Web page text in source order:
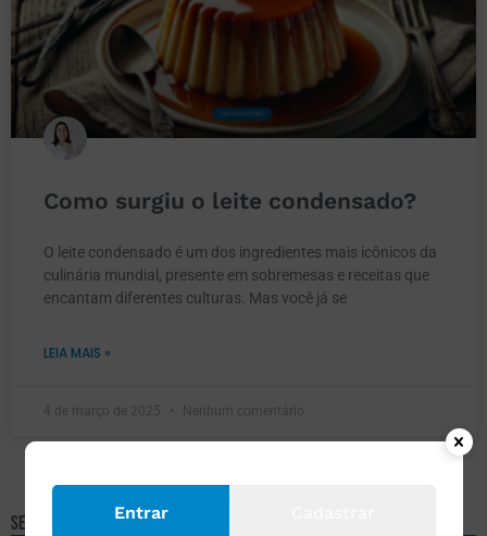
Como surgiu o leite condensado?
O leite condensado é um dos ingredientes mais icônicos da
culinária mundial, presente em sobremesas e receitas que
encantam diferentes culturas. Mas você já se
LEIA MAIS »
4 de março de 2025 Nenhum comentário
Selecione um assunto
Entrar